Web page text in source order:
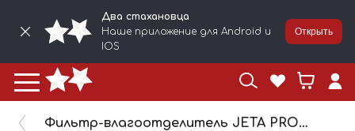
Два стахановца
Наше приложение для Android и
IOS
Открыть
Фильтр-влагоотделитель JETA PRO JF80